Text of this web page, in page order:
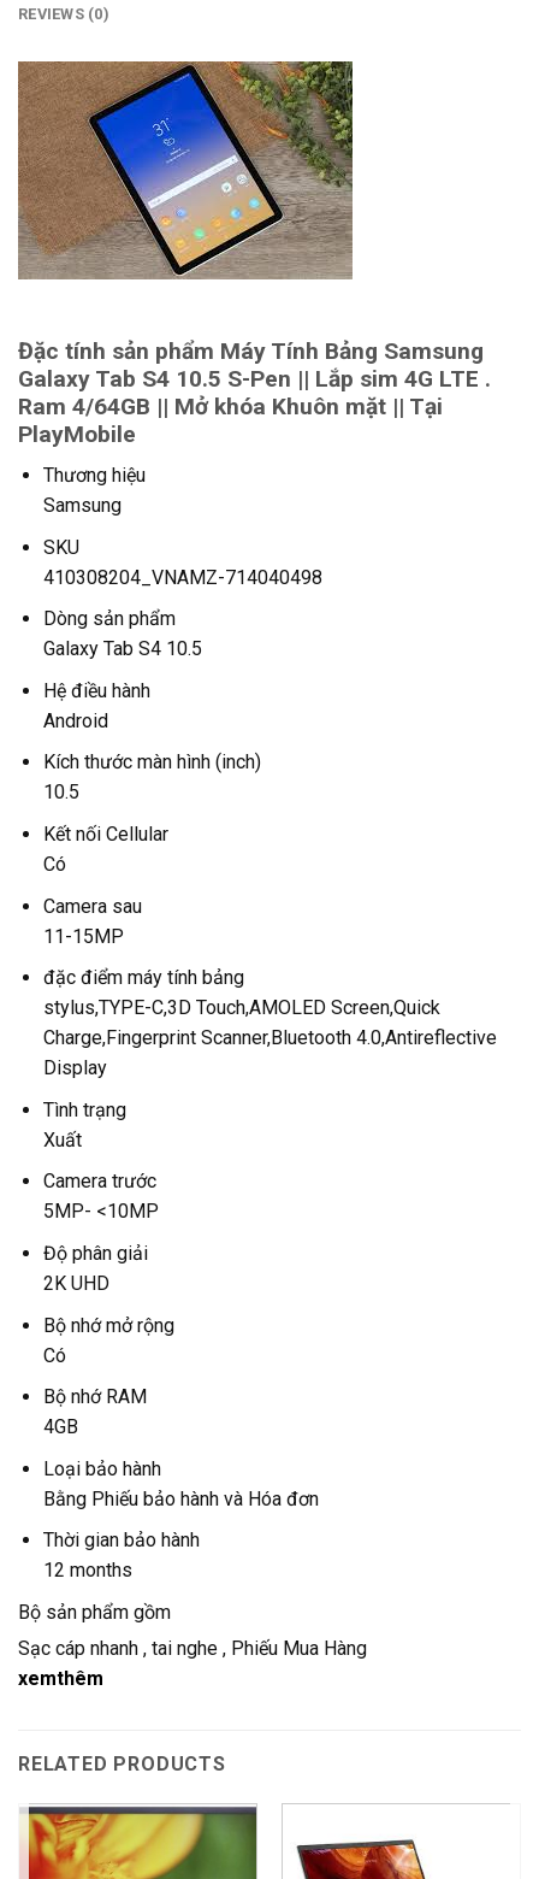
REVIEWS (0)
Đặc tính sản phẩm Máy Tính Bảng Samsung
Galaxy Tab S4 10.5 S-Pen || Lắp sim 4G LTE .
Ram 4/64GB || Mở khóa Khuôn mặt || Tại
PlayMobile
Thương hiệu
Samsung
SKU
410308204_VNAMZ-714040498
Dòng sản phẩm
Galaxy Tab S4 10.5
Hệ điều hành
Android
Kích thước màn hình (inch)
10.5
Kết nối Cellular
Có
Camera sau
11-15MP
đặc điểm máy tính bảng
stylus,TYPE-C,3D Touch,AMOLED Screen,Quick
Charge,Fingerprint Scanner,Bluetooth 4.0,Antireflective
Display
Tình trạng
Xuất
Camera trước
5MP- <10MP
Độ phân giải
2K UHD
Bộ nhớ mở rộng
Có
Bộ nhớ RAM
4GB
Loại bảo hành
Bằng Phiếu bảo hành và Hóa đơn
Thời gian bảo hành
12 months
Bộ sản phẩm gồm
Sạc cáp nhanh , tai nghe , Phiếu Mua Hàng
xemthêm
RELATED PRODUCTS